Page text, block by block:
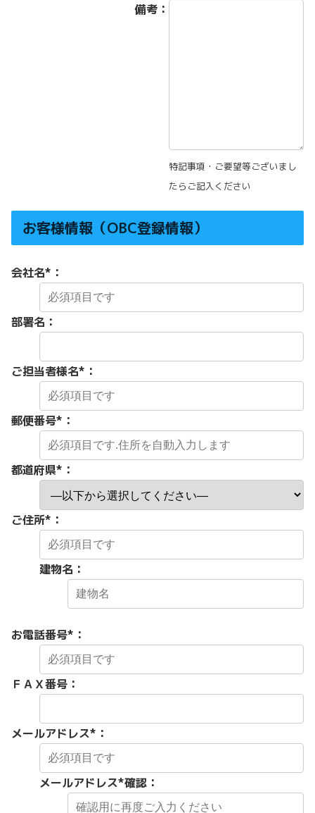
備考：
特記事項・ご要望等ございまし
たらご記入ください
お客様情報（OBC登録情報）
会社名* ：
部署名：
ご担当者様名* ：
郵便番号* ：
都道府県* ：
ご住所* ：
建物名：
お電話番号* ：
ＦＡＸ番号：
メールアドレス* ：
メールアドレス*確認 ：